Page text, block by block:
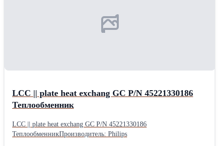
LCC || plate heat exchang GC P/N 45221330186
Теплообменник
LCC || plate heat exchang GC P/N 45221330186
ТеплообменникПроизводитель: Philips